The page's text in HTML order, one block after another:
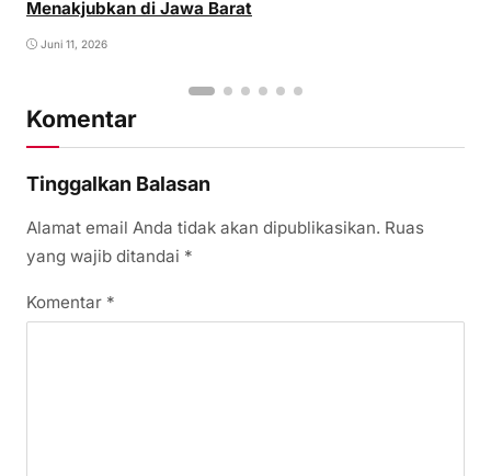
Menakjubkan di Jawa Barat
Juni 11, 2026
Komentar
Tinggalkan Balasan
Alamat email Anda tidak akan dipublikasikan. Ruas
yang wajib ditandai *
Komentar *